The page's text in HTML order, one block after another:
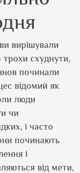
вирішували
схуднути,
починали
відомий як
люди
чи
і часто
починають
і
від мети,